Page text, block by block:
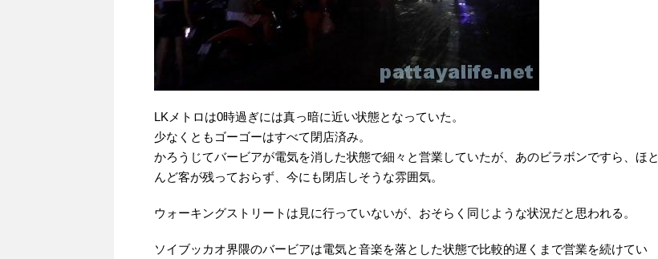
LKメトロは0時過ぎには真っ暗に近い状態となっていた。
少なくともゴーゴーはすべて閉店済み。
かろうじてバービアが電気を消した状態で細々と営業していたが、あのビラボンですら、ほと
んど客が残っておらず、今にも閉店しそうな雰囲気。
ウォーキングストリートは見に行っていないが、おそらく同じような状況だと思われる。
ソイブッカオ界隈のバービアは電気と音楽を落とした状態で比較的遅くまで営業を続けてい